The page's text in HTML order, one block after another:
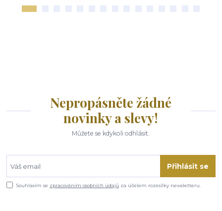
Nepropásněte žádné
novinky a slevy!
Můžete se kdykoli odhlásit.
Přihlásit se
Souhlasím se zpracováním osobních údajů za účelem rozesílky newsletteru.